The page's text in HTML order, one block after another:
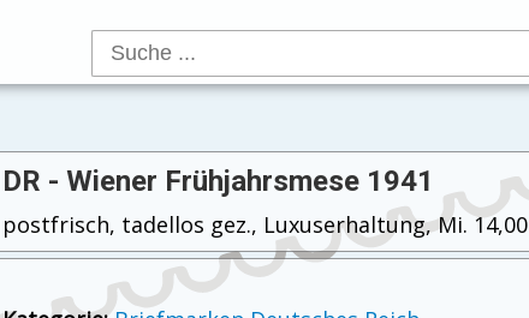
DR - Wiener Frühjahrsmese 1941
postfrisch, tadellos gez., Luxuserhaltung, Mi. 14,00